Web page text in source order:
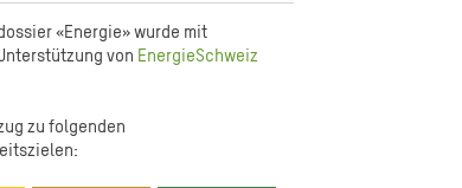
«Energie» wurde mit
von EnergieSchweiz
zu folgenden